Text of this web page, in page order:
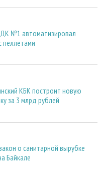
№1 автоматизировал
пеллетами
КБК построит новую
за 3 млрд рублей
о санитарной вырубке
Байкале